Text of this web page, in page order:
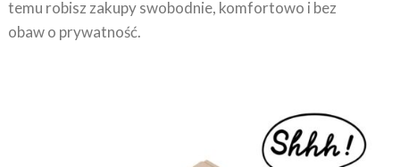
obaw o prywatność.